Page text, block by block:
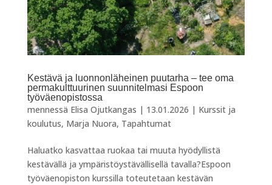
Kestävä ja luonnonläheinen puutarha – tee oma
permakulttuurinen suunnitelmasi Espoon
työväenopistossa
mennessä Elisa Ojutkangas | 13.01.2026 | Kurssit ja
koulutus, Marja Nuora, Tapahtumat
Haluatko kasvattaa ruokaa tai muuta hyödyllistä
kestävällä ja ympäristöystävällisellä tavalla?Espoon
työväenopiston kurssilla toteutetaan kestävän